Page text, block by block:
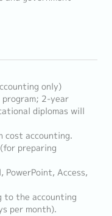
only)
program; 2-year
diplomas will
cost accounting.
preparing
Access,
to the accounting
per month).